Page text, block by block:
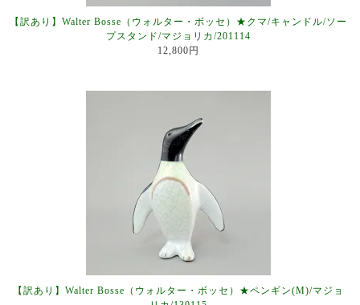
【訳あり】Walter Bosse（ウォルター・ボッセ）★クマ/キャンドル/ソー
プスタンド/マジョリカ/201114
12,800円
【訳あり】Walter Bosse（ウォルター・ボッセ）★ペンギン(M)/マジョ